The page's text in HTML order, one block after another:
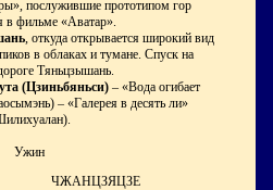
послужившие прототипом гор
в фильме «Аватар».
, откуда открывается широкий вид
в облаках и тумане. Спуск на
Тяньцзышань.
(Цзиньбяньси) – «Вода огибает
– «Галерея в десять ли»
Ужин
ЧЖАНЦЗЯЦЗЕ